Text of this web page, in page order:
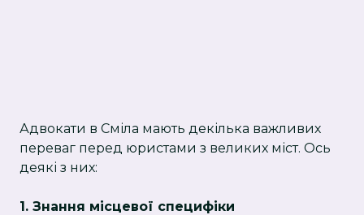
Адвокати в Сміла мають декілька важливих
переваг перед юристами з великих міст. Ось
деякі з них:
1. Знання місцевої специфіки